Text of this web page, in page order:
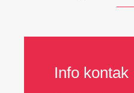
Info kontak